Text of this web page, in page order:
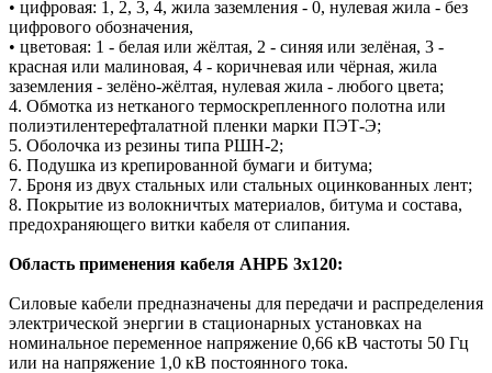
• цифровая: 1, 2, 3, 4, жила заземления - 0, нулевая жила - без
цифрового обозначения,
• цветовая: 1 - белая или жёлтая, 2 - синяя или зелёная, 3 -
красная или малиновая, 4 - коричневая или чёрная, жила
заземления - зелёно-жёлтая, нулевая жила - любого цвета;
4. Обмотка из нетканого термоскрепленного полотна или
полиэтилентерефталатной пленки марки ПЭТ-Э;
5. Оболочка из резины типа РШН-2;
6. Подушка из крепированной бумаги и битума;
7. Броня из двух стальных или стальных оцинкованных лент;
8. Покрытие из волокничтых материалов, битума и состава,
предохраняющего витки кабеля от слипания.
Область применения кабеля АНРБ 3х120:
Силовые кабели предназначены для передачи и распределения
электрической энергии в стационарных установках на
номинальное переменное напряжение 0,66 кВ частоты 50 Гц
или на напряжение 1,0 кВ постоянного тока.